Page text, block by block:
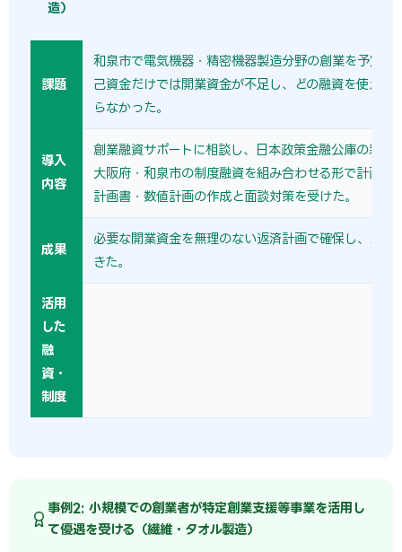
造）
課題
和泉市で電気機器・精密機器製造分野の創業を予定し
己資金だけでは開業資金が不足し、どの融資を使えば
らなかった。
導入
内容
創業融資サポートに相談し、日本政策金融公庫の新規
大阪府・和泉市の制度融資を組み合わせる形で計画を
計画書・数値計画の作成と面談対策を受けた。
成果
必要な開業資金を無理のない返済計画で確保し、スム
きた。
活用
した
融
資・
制度
事例2: 小規模での創業者が特定創業支援等事業を活用し
て優遇を受ける（繊維・タオル製造）